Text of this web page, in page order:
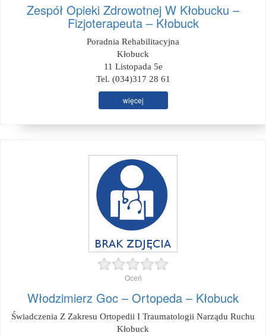
Zespół Opieki Zdrowotnej W Kłobucku –
Fizjoterapeuta – Kłobuck
Poradnia Rehabilitacyjna
Kłobuck
11 Listopada 5e
Tel. (034)317 28 61
więcej
Oceń
Włodzimierz Goc – Ortopeda – Kłobuck
Świadczenia Z Zakresu Ortopedii I Traumatologii Narządu Ruchu
Kłobuck